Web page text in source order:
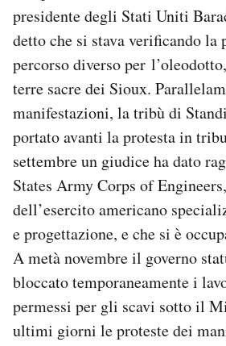
presidente degli Stati Uniti
detto che si stava verificando
percorso diverso per
terre sacre dei Sioux.
manifestazioni, la tribù di
portato avanti la protesta in
settembre un giudice ha dato
States Army Corps of
dell’esercito americano
e progettazione, e che si è
A metà novembre il governo
bloccato temporaneamente i
permessi per gli scavi sotto il
ultimi giorni le proteste dei